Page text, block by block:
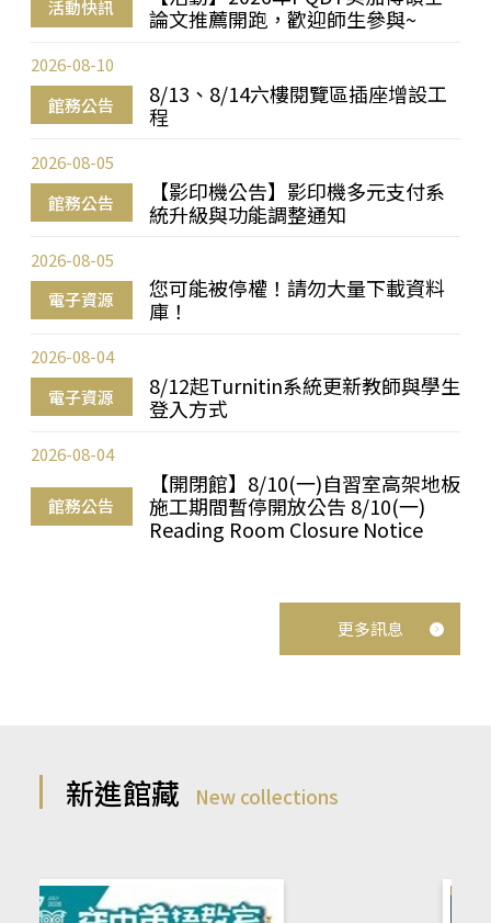
活動快訊
論文推薦開跑，歡迎師生參與~
館務公告
8/13、8/14六樓閱覽區插座增設工
程
2026-08-10
館務公告
【影印機公告】影印機多元支付系
統升級與功能調整通知
2026-08-05
電子資源
您可能被停權！請勿大量下載資料
庫！
2026-08-05
電子資源
8/12起Turnitin系統更新教師與學生
登入方式
2026-08-04
館務公告
【開閉館】8/10(一)自習室高架地板
施工期間暫停開放公告 8/10(一)
Reading Room Closure Notice
2026-08-04
更多訊息
新進館藏 New collections